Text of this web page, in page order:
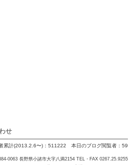
せ
累計(2013.2.6〜)：511222 本日のブログ閲覧者：59
0063 長野県小諸市大字八満2154 TEL・FAX 0267.25.9255